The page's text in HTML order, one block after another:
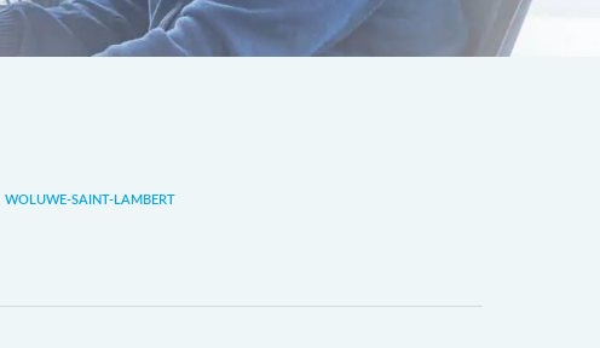
WOLUWE-SAINT-LAMBERT